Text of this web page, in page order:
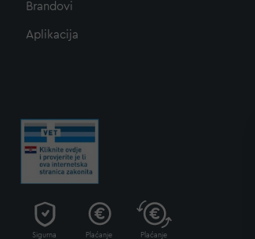
Brandovi
Aplikacija
Sigurna Plaćanje Plaćanje